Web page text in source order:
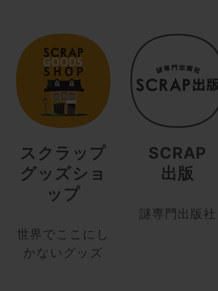
スクラップ
グッズショ
ップ
世界でここにし
かないグッズ
SCRAP
出版
謎専門出版社